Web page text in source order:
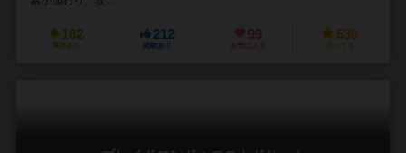
182
興味あり
212
経験あり
99
お気に入り
539
持ってる